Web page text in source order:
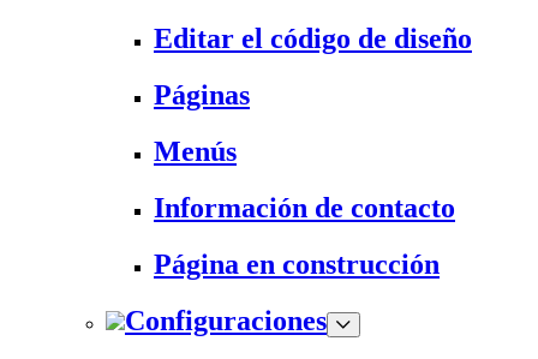
Editar el código de diseño
Páginas
Menús
Información de contacto
Página en construcción
Configuraciones